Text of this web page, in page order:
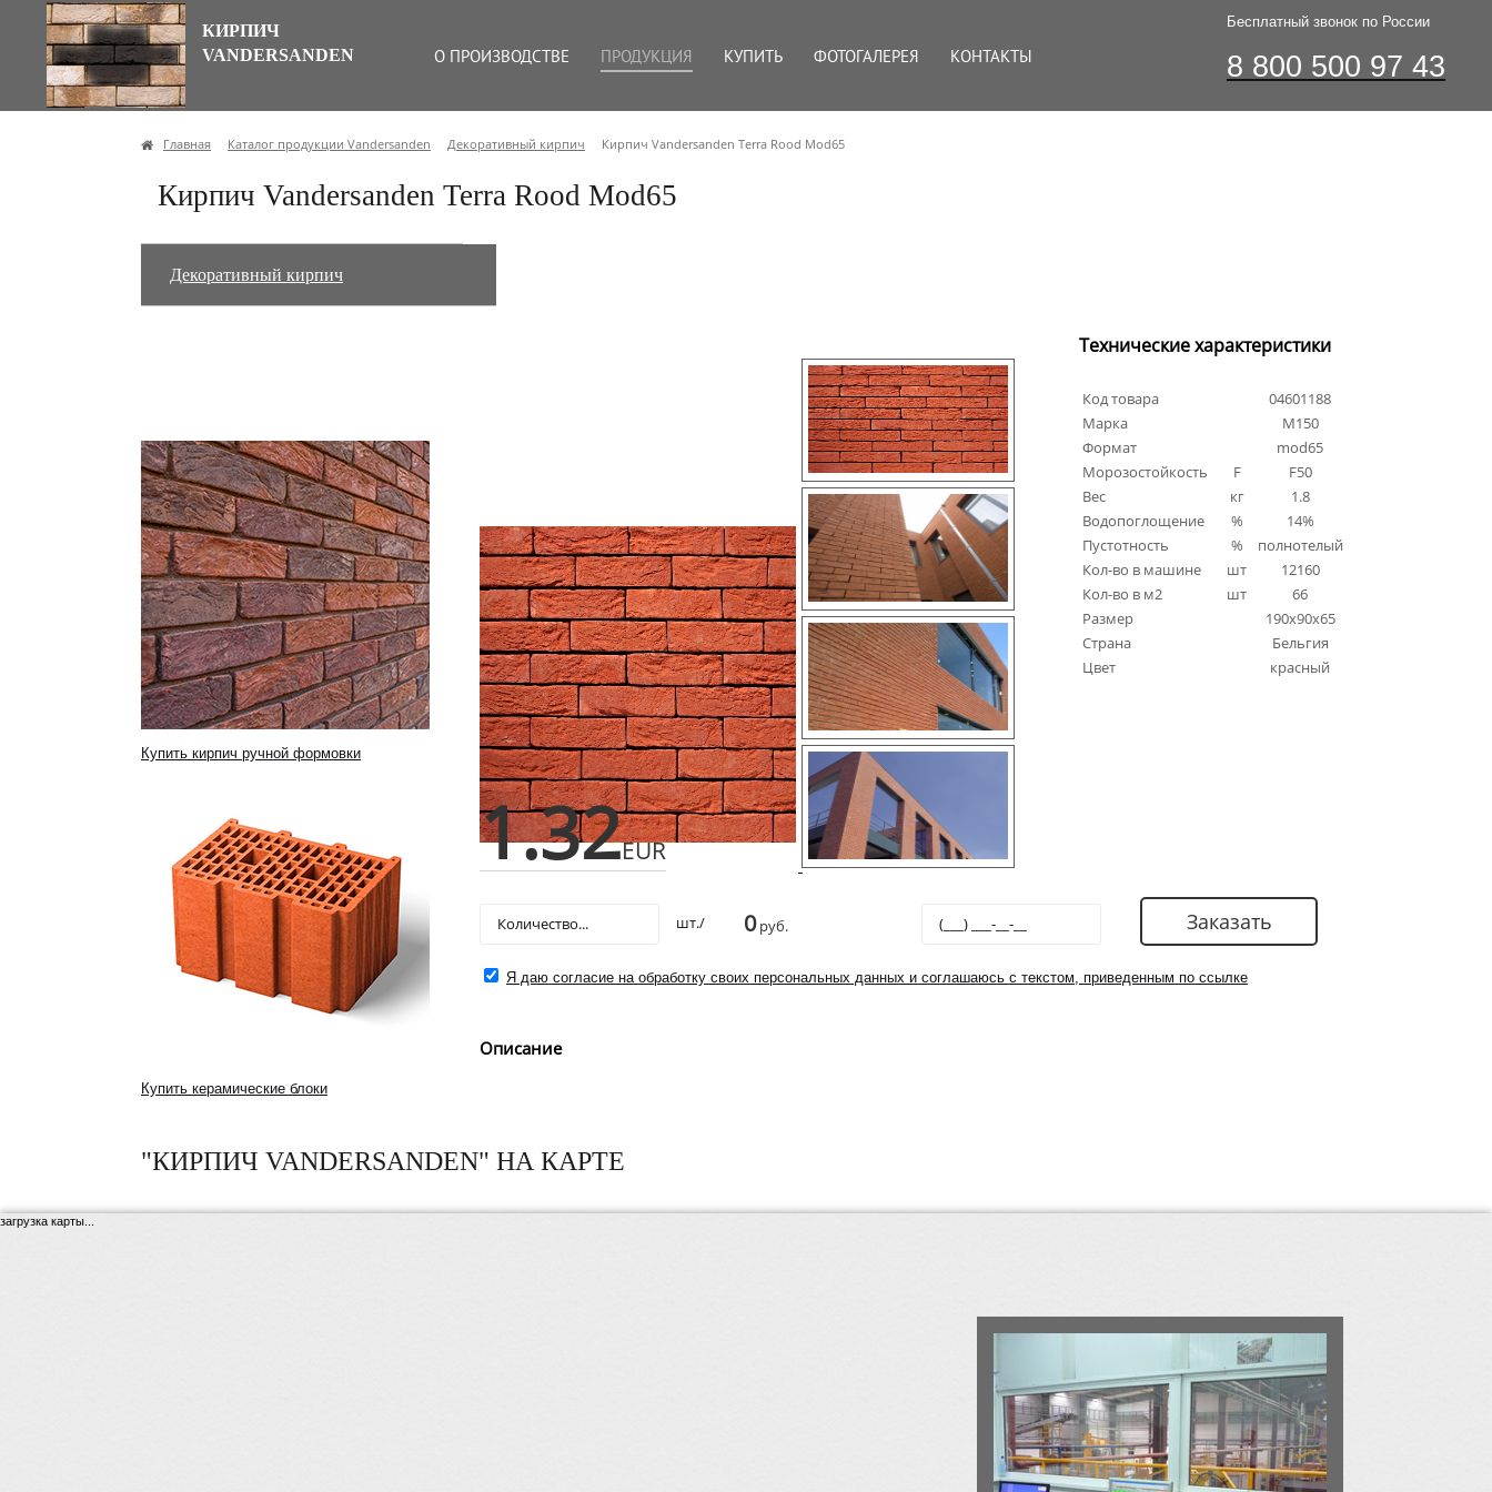
КИРПИЧ
VANDERSANDEN
О ПРОИЗВОДСТВЕ ПРОДУКЦИЯ КУПИТЬ ФОТОГАЛЕРЕЯ КОНТАКТЫ
Бесплатный звонок по России
8 800 500 97 43
Главная Каталог продукции Vandersanden Декоративный кирпич Кирпич Vandersanden Terra Rood Mod65
Кирпич Vandersanden Terra Rood Mod65
Декоративный кирпич
Купить кирпич ручной формовки
Купить керамические блоки
1.32EUR
Технические характеристики
Код товара
04601188
Марка
М150
Формат
mod65
Морозостойкость
F
F50
Вес
кг
1.8
Водопоглощение
%
14%
Пустотность
%
полнотелый
Кол-во в машине
шт
12160
Кол-во в м2
шт
66
Размер
190x90x65
Страна
Бельгия
Цвет
красный
шт./ 0руб.
Я даю согласие на обработку своих персональных данных и соглашаюсь с текстом, приведенным по ссылке
Описание
"КИРПИЧ VANDERSANDEN" НА КАРТЕ
загрузка карты...